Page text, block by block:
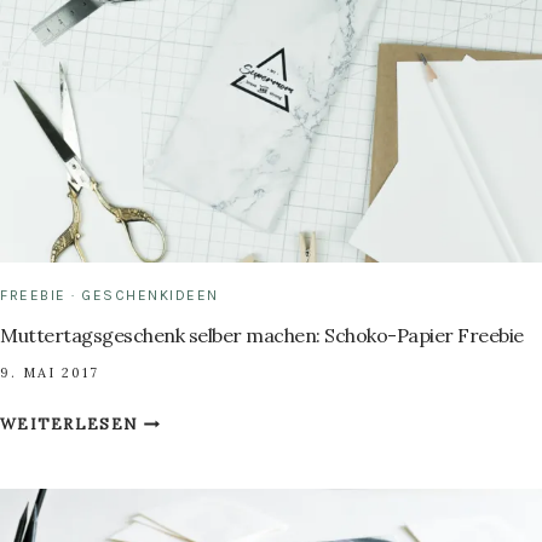
FREEBIE · GESCHENKIDEEN
Muttertagsgeschenk selber machen: Schoko-Papier Freebie
9. MAI 2017
WEITERLESENMUTTERTAGSGESCHENK
PAPIER